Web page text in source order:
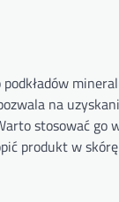
podkładów
na
stosować go
produkt w